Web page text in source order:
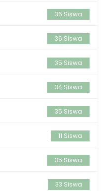
36 Siswa
36 Siswa
35 Siswa
34 Siswa
35 Siswa
11 Siswa
35 Siswa
33 Siswa